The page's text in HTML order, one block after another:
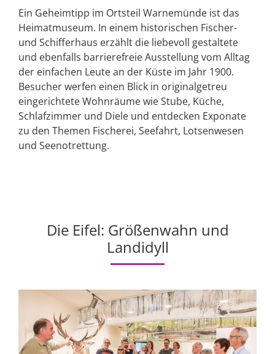
Ein Geheimtipp im Ortsteil Warnemünde ist das
Heimatmuseum. In einem historischen Fischer-
und Schifferhaus erzählt die liebevoll gestaltete
und ebenfalls barrierefreie Ausstellung vom Alltag
der einfachen Leute an der Küste im Jahr 1900.
Besucher werfen einen Blick in originalgetreu
eingerichtete Wohnräume wie Stube, Küche,
Schlafzimmer und Diele und entdecken Exponate
zu den Themen Fischerei, Seefahrt, Lotsenwesen
und Seenotrettung.
Die Eifel: Größenwahn und
Landidyll